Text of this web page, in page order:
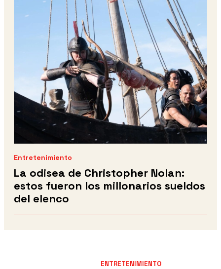
Entretenimiento
La odisea de Christopher Nolan:
estos fueron los millonarios sueldos
del elenco
ENTRETENIMIENTO